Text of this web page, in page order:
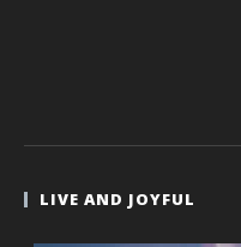
LIVE AND JOYFUL